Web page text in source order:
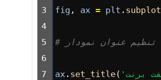
3
fig , ax = plt .
4
5
# تنظیم عنوان نمودار
6
7
ax . set_title(